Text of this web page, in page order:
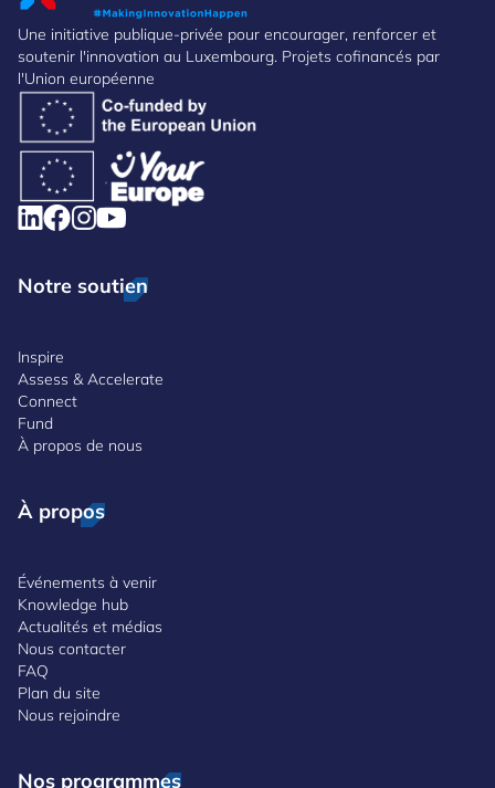
Une initiative publique-privée pour encourager, renforcer et
soutenir l'innovation au Luxembourg. Projets cofinancés par
l'Union européenne
Notre soutien
Inspire
Assess & Accelerate
Connect
Fund
À propos de nous
À propos
Événements à venir
Knowledge hub
Actualités et médias
Nous contacter
FAQ
Plan du site
Nous rejoindre
Nos programmes